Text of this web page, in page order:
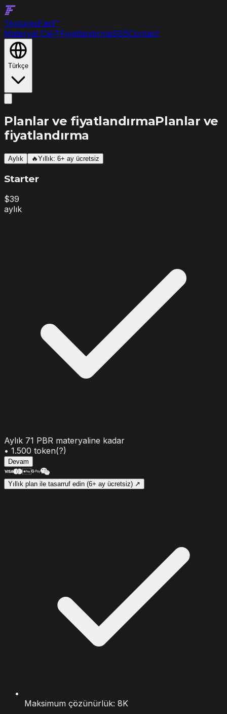
TexturesFast™
Materyal Çal↗ FiyatlandırmaSSSContact
Türkçe
Planlar ve fiyatlandırmaPlanlar ve
fiyatlandırma
Aylık 🔥Yıllık: 6+ ay ücretsiz
Starter
$39
aylık
Aylık 71 PBR materyaline kadar
• 1.500 token(?)
Devam
Yıllık plan ile tasarruf edin (6+ ay ücretsiz) ↗
Maksimum çözünürlük: 8K